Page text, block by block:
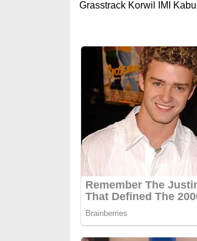
Grasstrack Korwil IMI